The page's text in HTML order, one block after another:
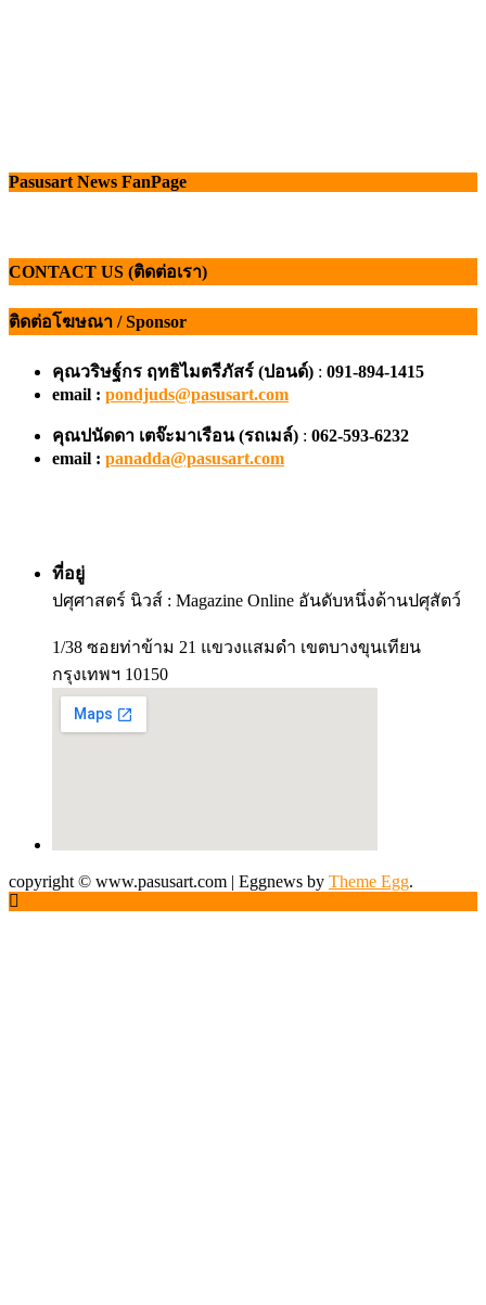
Pasusart News FanPage
CONTACT US (ติดต่อเรา)
ติดต่อโฆษณา / Sponsor
คุณวริษฐ์กร ฤทธิไมตรีภัสร์ (ปอนด์) : 091-894-1415
email : pondjuds@pasusart.com
คุณปนัดดา เตจ๊ะมาเรือน (รถเมล์) : 062-593-6232
email : panadda@pasusart.com
ที่อยู่
ปศุศาสตร์ นิวส์ : Magazine Online อันดับหนึ่งด้านปศุสัตว์
1/38 ซอยท่าข้าม 21 แขวงแสมดำ เขตบางขุนเทียน
กรุงเทพฯ 10150
copyright © www.pasusart.com | Eggnews by Theme Egg.